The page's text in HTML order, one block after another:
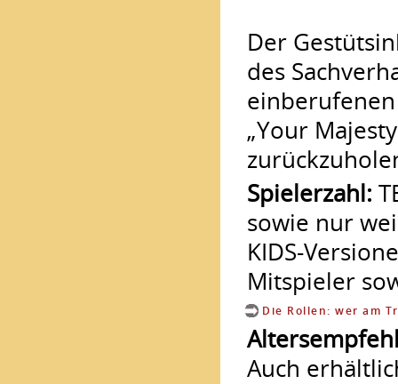
Der
des
„Your
Spielerzahl:
sowie nur
KIDS-
Mitspieler
Die Rollen: wer am
Auch